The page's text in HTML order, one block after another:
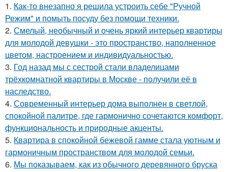
1. Как-то внезапно я решила устроить себе "Ручной
Режим" и помыть посуду без помощи техники.
2. Смелый, необычный и очень яркий интерьер квартиры
для молодой девушки - это пространство, наполненное
цветом, настроением и индивидуальностью.
3. Год назад мы с сестрой стали владелицами
трёхкомнатной квартиры в Москве - получили её в
наследство.
4. Современный интерьер дома выполнен в светлой,
спокойной палитре, где гармонично сочетаются комфорт,
функциональность и природные акценты.
5. Квартира в спокойной бежевой гамме стала уютным и
гармоничным пространством для молодой семьи.
6. Мы показываем, как из обычного деревянного бруска